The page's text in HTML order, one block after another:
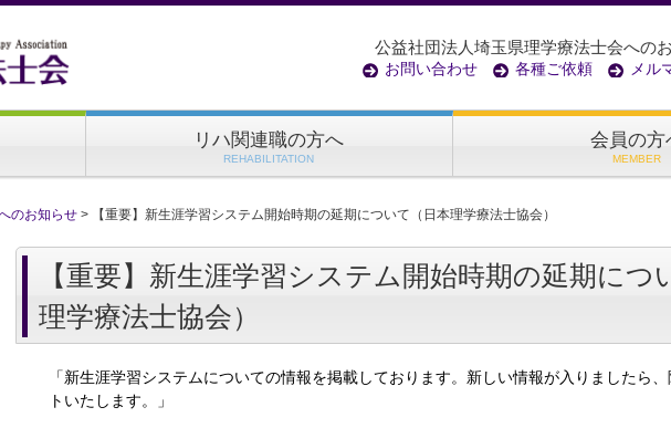
公益社団法人埼玉県理学療法士会への
お問い合わせ 各種ご依頼 メル
リハ関連職の方へ
REHABILITATION
会員の方
MEMBER
のお知らせ > 【重要】新生涯学習システム開始時期の延期について（日本理学療法士協会）
【重要】新生涯学習システム開始時期の延期につ
理学療法士協会）
「新生涯学習システムについての情報を掲載しております。新しい情報が入りましたら
トいたします。」